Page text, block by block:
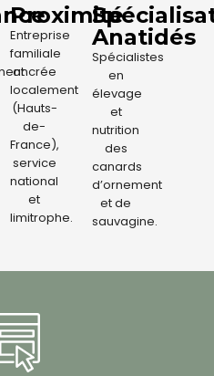
Proximité
Entreprise
familiale
ancrée
localement
(Hauts-
de-
France),
service
national
et
limitrophe.
Anatidés
Spécialistes
en
élevage
et
nutrition
des
canards
d’ornement
et de
sauvagine.